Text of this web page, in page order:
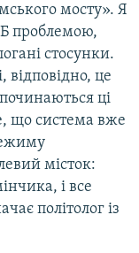
мосту». Я
проблемою,
стосунки.
це
ці
що система вже
місток:
і все
політолог із